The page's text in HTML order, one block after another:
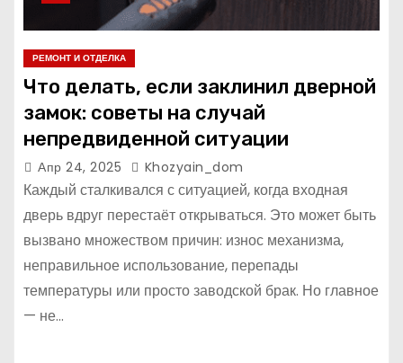
РЕМОНТ И ОТДЕЛКА
Что делать, если заклинил дверной
замок: советы на случай
непредвиденной ситуации
Апр 24, 2025 Khozyain_dom
Каждый сталкивался с ситуацией, когда входная
дверь вдруг перестаёт открываться. Это может быть
вызвано множеством причин: износ механизма,
неправильное использование, перепады
температуры или просто заводской брак. Но главное
— не…